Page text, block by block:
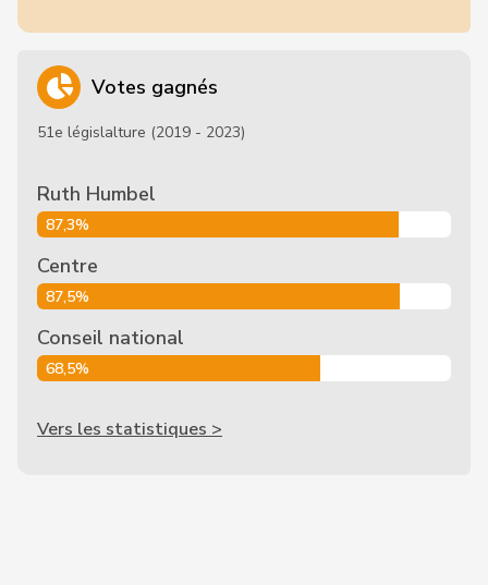
Votes gagnés
51e législalture (2019 - 2023)
Ruth Humbel
87,3%
Centre
87,5%
Conseil national
68,5%
Vers les statistiques >